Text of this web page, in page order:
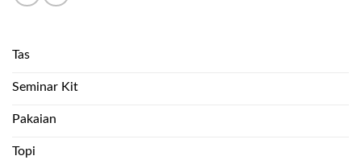
Tas
Seminar Kit
Pakaian
Topi